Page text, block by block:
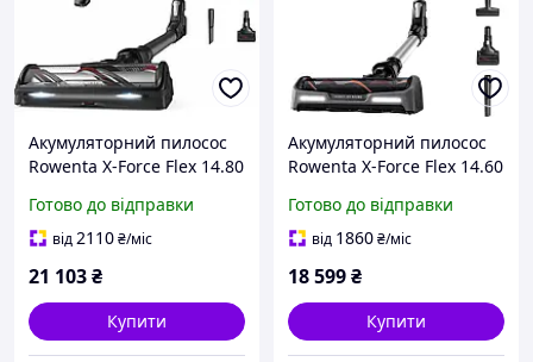
Акумуляторний пилосос
Rowenta X-Force Flex 14.80
Готово до відправки
від2110₴/міс
21 103₴
Купити
Акумуляторний пилосос
Rowenta X-Force Flex 14.60
Готово до відправки
від 1860₴/міс
18 599₴
Купити